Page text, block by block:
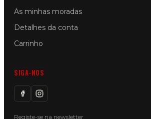
As minhas moradas
Detalhes da conta
Carrinho
SIGA-NOS
Registe-se na newsletter